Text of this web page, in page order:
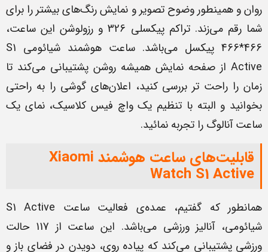
روان و همینطور وضوح تصویر و نمایش رنگ‌های بیشتر را برای
شما رقم می‌زند. تراکم پیکسلی 326 و رزولوشن این ساعت،
466*466 پیکسل می‌باشد. ساعت هوشمند شیائومی S1
Active از صفحه نمایش همیشه روشن پشتیبانی می‌کند تا
زمان را راحت تر بررسی کنید، اعلان‌های گوشی را به راحتی
بخوانید و البته با تنظیم یک واچ فیس کلاسیک، نمای یک
ساعت آنالوگ را تجربه نمائید.
قابلیت‌های ساعت هوشمند Xiaomi
Watch S1 Active
همانطور که گفتیم، عمده‌ی فعالیت ساعت S1 Active
شیائومی، آنالیز ورزشی می‌باشد. این ساعت از 117 حالت
ورزشی پشتیبانی ­­­­می‌کند که پیاده روی، دویدن در فضای باز و